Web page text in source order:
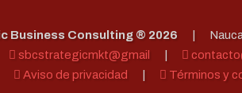
Business Consulting ® 2026
sbcstrategicmkt@gmail
Aviso de privacidad
Términos y